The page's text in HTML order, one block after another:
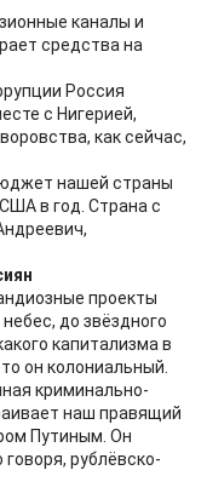
каналы и
средства на
Россия
с Нигерией,
как сейчас,
нашей страны
в год. Страна с
проекты
до звёздного
капитализма в
он колониальный.
криминально-
наш правящий
Путиным. Он
рублёвско-